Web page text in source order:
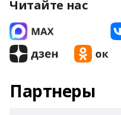
Читайте нас
Партнеры